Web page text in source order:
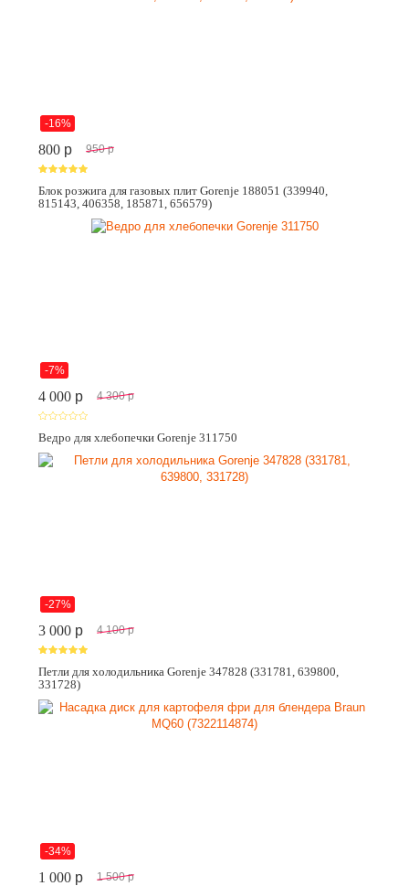
-16%
800 p 950 p
Блок розжига для газовых плит Gorenje 188051 (339940,
815143, 406358, 185871, 656579)
-7%
4 000 p 4 300 p
Ведро для хлебопечки Gorenje 311750
-27%
3 000 p 4 100 p
Петли для холодильника Gorenje 347828 (331781, 639800,
331728)
-34%
1 000 p 1 500 p